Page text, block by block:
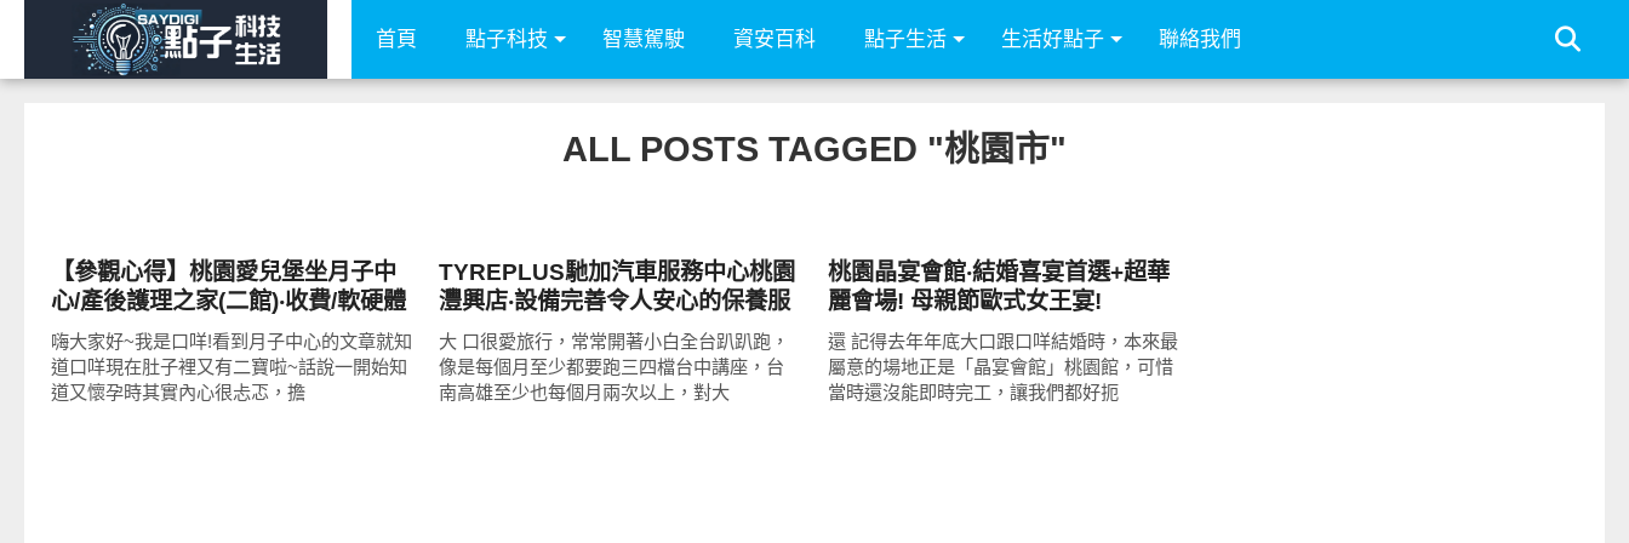
首頁 點子科技 智慧駕駛 資安百科 點子生活 生活好點子 聯絡我們
ALL POSTS TAGGED "桃園市"
【參觀心得】桃園愛兒堡坐月子中
心/產後護理之家(二館)‧收費/軟硬體
設備!
嗨大家好~我是口咩!看到月子中心的文章就知
道口咩現在肚子裡又有二寶啦~話說一開始知
道又懷孕時其實內心很忐忑，擔
TYREPLUS馳加汽車服務中心桃園
灃興店‧設備完善令人安心的保養服
務!
大 口很愛旅行，常常開著小白全台趴趴跑，
像是每個月至少都要跑三四檔台中講座，台
南高雄至少也每個月兩次以上，對大
桃園晶宴會館‧結婚喜宴首選+超華
麗會場! 母親節歐式女王宴!
還 記得去年年底大口跟口咩結婚時，本來最
屬意的場地正是「晶宴會館」桃園館，可惜
當時還沒能即時完工，讓我們都好扼